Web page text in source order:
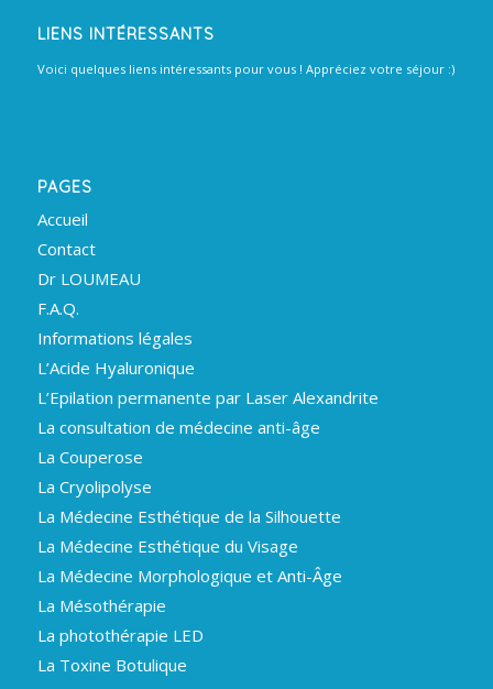
LIENS INTÉRESSANTS
Voici quelques liens intéressants pour vous ! Appréciez votre séjour :)
PAGES
Accueil
Contact
Dr LOUMEAU
F.A.Q.
Informations légales
L’Acide Hyaluronique
L’Epilation permanente par Laser Alexandrite
La consultation de médecine anti-âge
La Couperose
La Cryolipolyse
La Médecine Esthétique de la Silhouette
La Médecine Esthétique du Visage
La Médecine Morphologique et Anti-Âge
La Mésothérapie
La photothérapie LED
La Toxine Botulique